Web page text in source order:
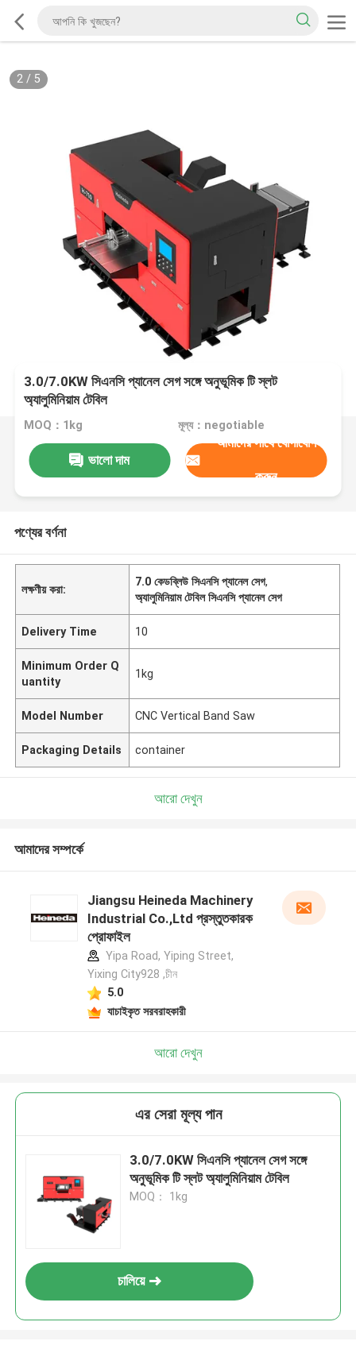
2/ 5
3.0/7.0KW সিএনসি প্যানেল সেগ সঙ্গে অনুভূমিক টি স্লট
অ্যালুমিনিয়াম টেবিল
MOQ：1kg মূল্য：negotiable
ভালো দাম
আমাদের সাথে যোগাযোগ
করুন
পণ্যের বর্ণনা
লক্ষণীয় করা:
7.0 কেডব্লিউ সিএনসি প্যানেল সেগ,
অ্যালুমিনিয়াম টেবিল সিএনসি প্যানেল সেগ
Delivery Time 10
Minimum Order Q
uantity
1kg
Model Number CNC Vertical Band Saw
Packaging Details container
আরো দেখুন
আমাদের সম্পর্কে
Jiangsu Heineda Machinery
Industrial Co.,Ltd প্রস্তুতকারক
প্রোফাইল
Yipa Road, Yiping Street,
Yixing City928 ,চীন
5.0
যাচাইকৃত সরবরাহকারী
আরো দেখুন
এর সেরা মূল্য পান
3.0/7.0KW সিএনসি প্যানেল সেগ সঙ্গে
অনুভূমিক টি স্লট অ্যালুমিনিয়াম টেবিল
MOQ： 1kg
চালিয়ে